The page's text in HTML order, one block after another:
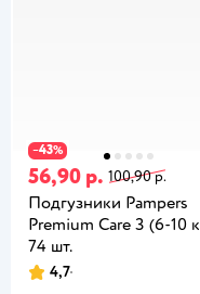
−43%
56,90 р. 100,90 р.
Подгузники Pampers
Premium Care 3 (6-10
74 шт.
4,7